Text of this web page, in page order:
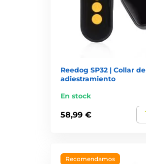
Reedog SP32 | Collar de
adiestramiento
En stock
58,99 €
Recomendamos